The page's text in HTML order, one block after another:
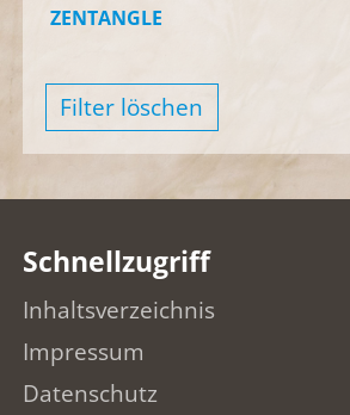
ZENTANGLE
Filter löschen
Schnellzugriff
Inhaltsverzeichnis
Impressum
Datenschutz